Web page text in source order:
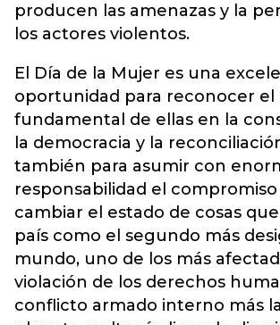
producen las amenazas y la
los actores violentos.
El Día de la Mujer es una
oportunidad para reconocer el
fundamental de ellas en la
la democracia y la
también para asumir con
responsabilidad el
cambiar el estado de cosas
país como el segundo más
mundo, uno de los más
violación de los derechos
conflicto armado interno más